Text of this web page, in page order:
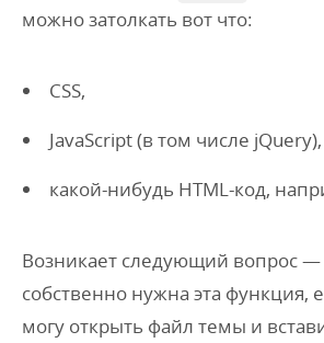
можнозатолкать вот что:
CSS,
JavaScript (в том числе jQuery),
какой-нибудь HTML-код,
Возникает следующий вопрос —
собственно нужна эта функция,
могу открыть файл темы и